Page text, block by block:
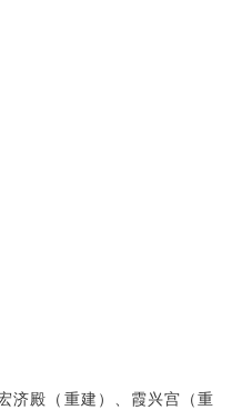
济殿（重建）、霞兴宫（重